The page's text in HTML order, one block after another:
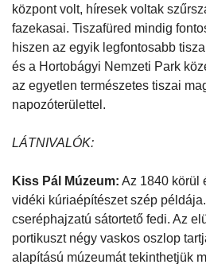
központ volt, híresek voltak
fazekasai. Tiszafüred mindig
hiszen az egyik legfontosabb
és a Hortobágyi Nemzeti Park
az egyetlen természetes tiszai
napozóterülettel.
LÁTNIVALÓK:
Kiss Pál Múzeum: Az 1840 körül
vidéki kúriaépítészet szép
cseréphajzatú sátortető fedi. Az
portikuszt négy vaskos oszlop
alapítású múzeumát tekinthetjük